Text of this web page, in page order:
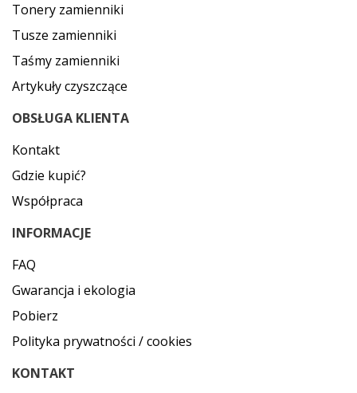
Tonery zamienniki
Tusze zamienniki
Taśmy zamienniki
Artykuły czyszczące
OBSŁUGA KLIENTA
Kontakt
Gdzie kupić?
Współpraca
INFORMACJE
FAQ
Gwarancja i ekologia
Pobierz
Polityka prywatności / cookies
KONTAKT